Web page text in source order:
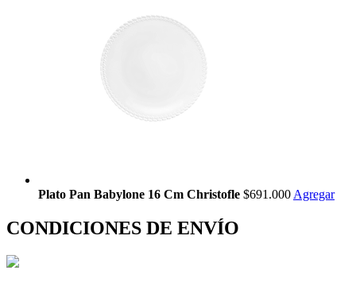
Plato Pan Babylone 16 Cm Christofle $691.000 Agregar
CONDICIONES DE ENVÍO